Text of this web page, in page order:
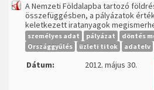
A Nemzeti Földalapba tartozó
összefüggésben, a pályázatok
keletkezett iratanyagok
személyes adat pályázat
döntés
Országgyűlés
üzleti titok adatelv
Dátum:
2012. május 30.